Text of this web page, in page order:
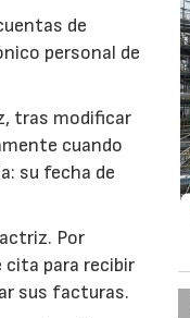
de
personal de
tras modificar
cuando
su fecha de
Por
cita para recibir
sus facturas.